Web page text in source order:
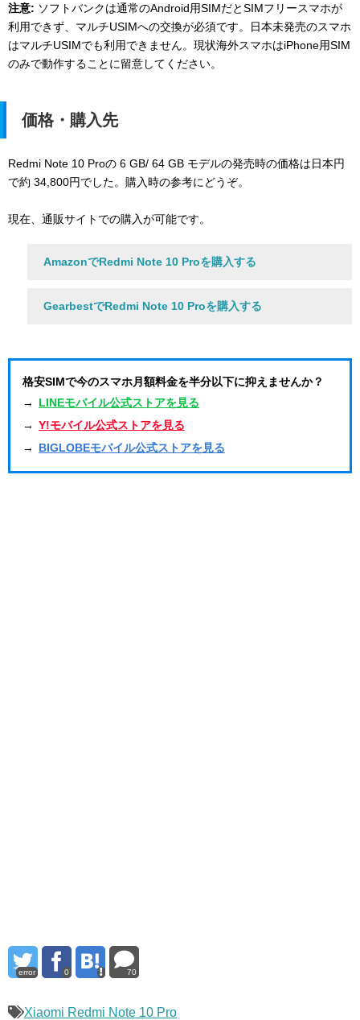
注意: ソフトバンクは通常のAndroid用SIMだとSIMフリースマホが
利用できず、マルチUSIMへの交換が必須です。日本未発売のスマホ
はマルチUSIMでも利用できません。現状海外スマホはiPhone用SIM
のみで動作することに留意してください。
価格・購入先
Redmi Note 10 Proの 6 GB/ 64 GB モデルの発売時の価格は日本円
で約 34,800円でした。購入時の参考にどうぞ。
現在、通販サイトでの購入が可能です。
AmazonでRedmi Note 10 Proを購入する
GearbestでRedmi Note 10 Proを購入する
格安SIMで今のスマホ月額料金を半分以下に抑えませんか？
→
LINEモバイル公式ストアを見る
→ Y!モバイル公式ストアを見る
→
BIGLOBEモバイル公式ストアを見る
error 0 70
Xiaomi Redmi Note 10 Pro